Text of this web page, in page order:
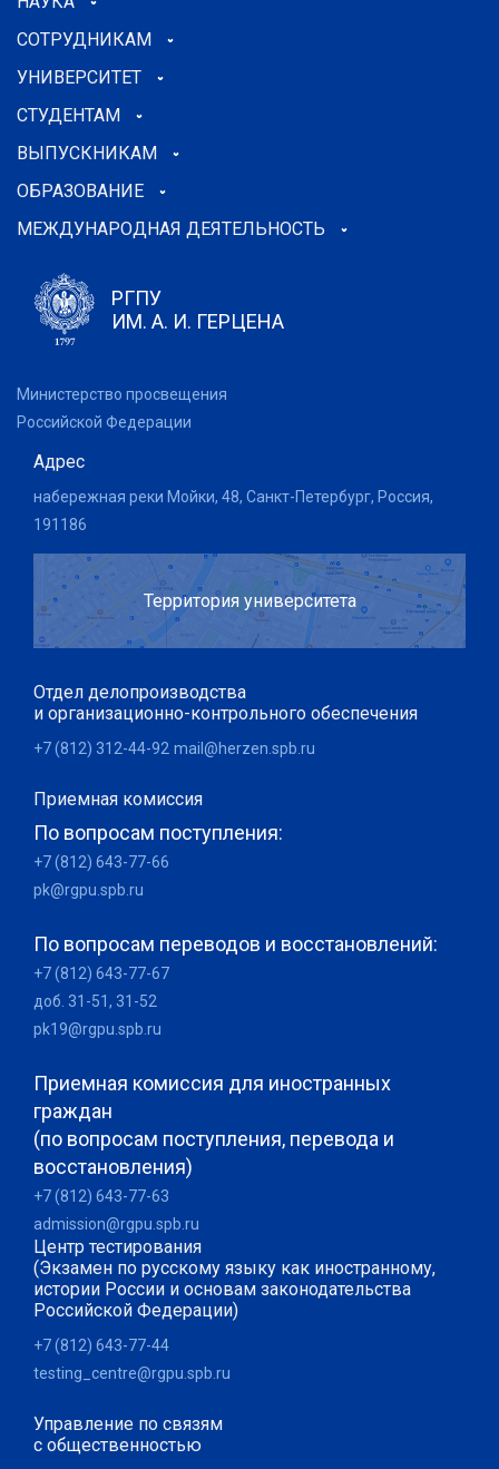
СОТРУДНИКАМ
УНИВЕРСИТЕТ
СТУДЕНТАМ
ВЫПУСКНИКАМ
ОБРАЗОВАНИЕ
МЕЖДУНАРОДНАЯ ДЕЯТЕЛЬНОСТЬ
РГПУ
ИМ. А. И. ГЕРЦЕНА
Министерство просвещения
Российской Федерации
Адрес
набережная реки Мойки, 48, Санкт-Петербург, Россия,
191186
Территория университета
Отдел делопроизводства
и организационно-контрольного обеспечения
+7 (812) 312-44-92 mail@herzen.spb.ru
Приемная комиссия
По вопросам поступления:
+7 (812) 643-77-66
pk@rgpu.spb.ru
По вопросам переводов и восстановлений:
+7 (812) 643-77-67
доб. 31-51, 31-52
pk19@rgpu.spb.ru
Приемная комиссия для иностранных
граждан
(по вопросам поступления, перевода и
восстановления)
+7 (812) 643-77-63
admission@rgpu.spb.ru
Центр тестирования
(Экзамен по русскому языку как иностранному,
истории России и основам законодательства
Российской Федерации)
+7 (812) 643-77-44
testing_centre@rgpu.spb.ru
Управление по связям
с общественностью